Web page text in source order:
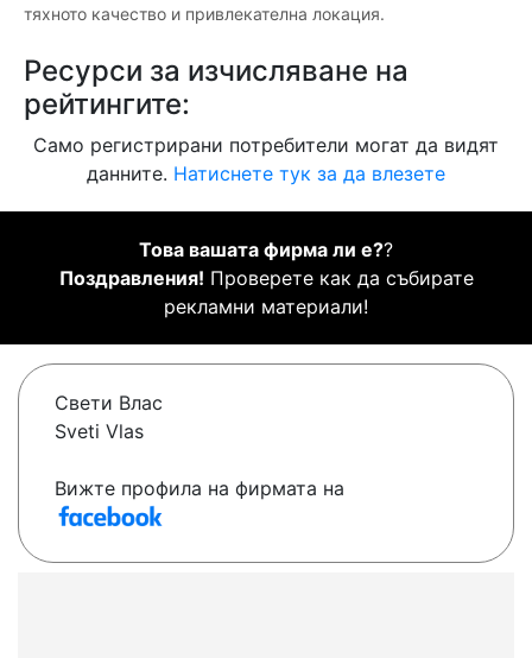
тяхното качество и привлекателна локация.
Ресурси за изчисляване на
рейтингите:
Само регистрирани потребители могат да видят
данните. Натиснете тук за да влезете
Това вашата фирма ли е??
Поздравления! Проверете как да събирате
рекламни материали!
Свети Влас
Sveti Vlas
Вижте профила на фирмата на